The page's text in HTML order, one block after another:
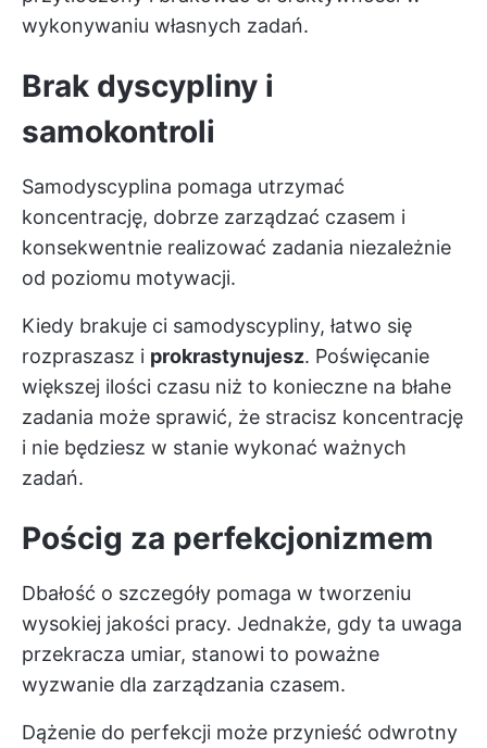
wykonywaniu własnych zadań.
Brak dyscypliny i
samokontroli
Samodyscyplina pomaga utrzymać
koncentrację, dobrze zarządzać czasem i
konsekwentnie realizować zadania niezależnie
od poziomu motywacji.
Kiedy brakuje ci samodyscypliny, łatwo się
rozpraszasz i prokrastynujesz. Poświęcanie
większej ilości czasu niż to konieczne na błahe
zadania może sprawić, że stracisz koncentrację
i nie będziesz w stanie wykonać ważnych
zadań.
Pościg za perfekcjonizmem
Dbałość o szczegóły pomaga w tworzeniu
wysokiej jakości pracy. Jednakże, gdy ta uwaga
przekracza umiar, stanowi to poważne
wyzwanie dla zarządzania czasem.
Dążenie do perfekcji może przynieść odwrotny